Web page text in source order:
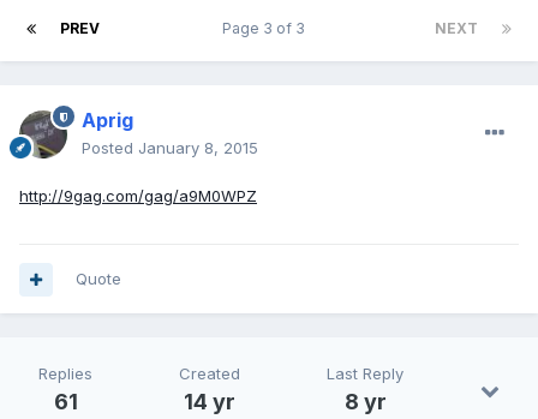
PREV NEXT
Page 3 of 3
Aprig
Posted January 8, 2015
http://9gag.com/gag/a9M0WPZ
Quote
Replies
61
Created
14 yr
Last Reply
8 yr